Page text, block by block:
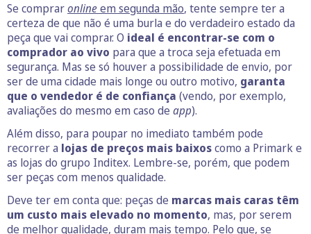
Se compraronlineem segunda mão, tente sempre ter a
certeza de que não é uma burla e do verdadeiro estado da
peça que vai comprar. O ideal é encontrar-se com o
comprador ao vivo para que a troca seja efetuada em
segurança. Mas se só houver a possibilidade de envio, por
ser de uma cidade mais longe ou outro motivo, garanta
que o vendedor é de confiança (vendo, por exemplo,
avaliações do mesmo em caso de app).
Além disso, para poupar no imediato também pode
recorrer a lojas de preços mais baixoscomo a Primark e
as lojas do grupo Inditex. Lembre-se, porém, que podem
ser peças com menos qualidade.
Deve ter em conta que: peças de marcas mais caras têm
um custo mais elevado no momento, mas, por serem
de melhor qualidade, duram mais tempo. Pelo que, se